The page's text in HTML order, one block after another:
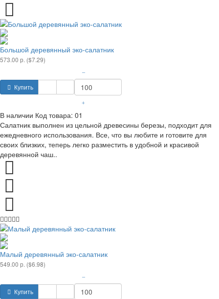
Большой деревянный эко-салатник
573.00 р. ($7.29)
Купить
–
+
В наличии Код товара: 01
Салатник выполнен из цельной древесины березы, подходит для
ежедневного использования. Все, что вы любите и готовите для
своих близких, теперь легко разместить в удобной и красивой
деревянной чаш..
Малый деревянный эко-салатник
549.00 р. ($6.98)
Купить
–